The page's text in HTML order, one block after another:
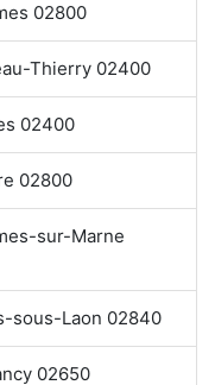
02800
Thierry 02400
02400
02800
sur-Marne
sous-Laon 02840
02650